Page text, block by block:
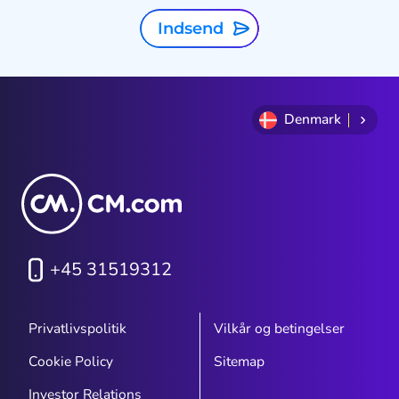
Indsend
Denmark
+45 31519312
Privatlivspolitik
Vilkår og betingelser
Cookie Policy
Sitemap
Investor Relations